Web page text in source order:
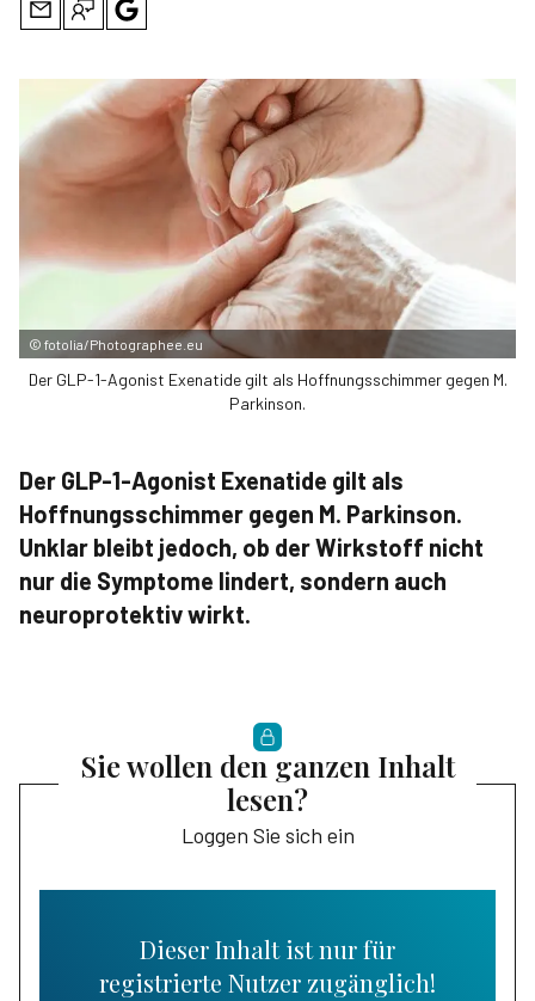
© fotolia/Photographee.eu
Der GLP-1-Agonist Exenatide gilt als Hoffnungsschimmer gegen M.
Parkinson.
Der GLP-1-Agonist Exenatide gilt als
Hoffnungsschimmer gegen M. Parkinson.
Unklar bleibt jedoch, ob der Wirkstoff nicht
nur die Symptome lindert, sondern auch
neuro­protektiv wirkt.
Sie wollen den ganzen Inhalt
lesen?
Loggen Sie sich ein
Dieser Inhalt ist nur für
registrierte Nutzer zugänglich!